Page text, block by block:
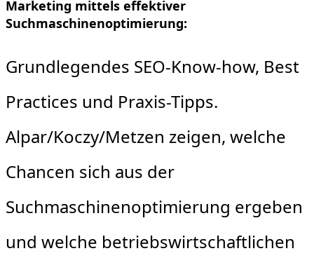
Marketing mittels effektiver
Suchmaschinenoptimierung:
Grundlegendes SEO-Know-how, Best
Practices und Praxis-Tipps.
Alpar/Koczy/Metzen zeigen, welche
Chancen sich aus der
Suchmaschinenoptimierung ergeben
und welche betriebswirtschaftlichen